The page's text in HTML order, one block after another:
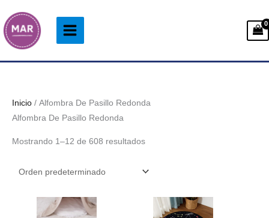
al
contenido
Inicio / Alfombra De Pasillo Redonda
Alfombra De Pasillo Redonda
Mostrando 1–12 de 608 resultados
de